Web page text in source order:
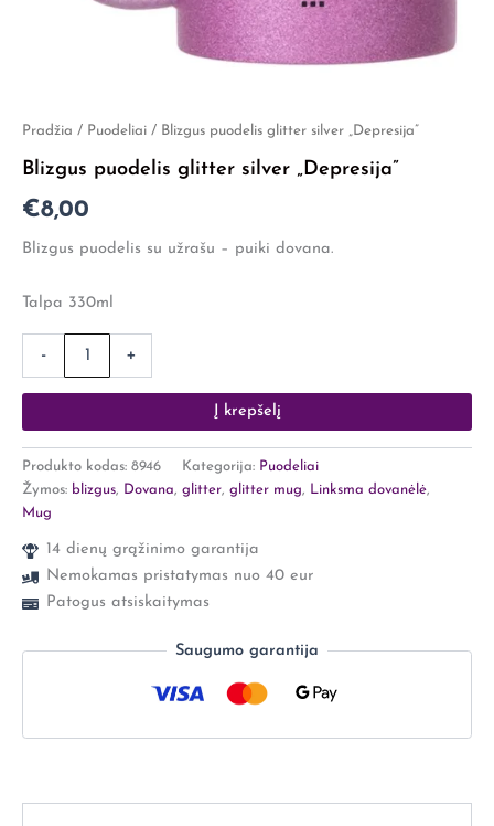
Pradžia / Puodeliai / Blizgus puodelis glitter silver „Depresija”
Blizgus puodelis glitter silver „Depresija”
€8,00
Blizgus puodelis su užrašu – puiki dovana.
Talpa 330ml
-
produkto
Blizgus
puodelis
glitter
silver
"Depresija"
+
Į krepšelį
Produkto kodas: 8946 Kategorija: Puodeliai
Žymos: blizgus, Dovana, glitter, glitter mug, Linksma dovanėlė,
Mug
14 dienų grąžinimo garantija
Nemokamas pristatymas nuo 40 eur
Patogus atsiskaitymas
Saugumo garantija